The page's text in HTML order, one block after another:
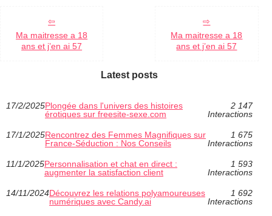
Ma maitresse a 18
ans et j’en ai 57
Ma maitresse a 18
ans et j’en ai 57
Latest posts
17/2/2025Plongée dans l'univers des histoires
érotiques sur freesite-sexe.com
2 147
Interactions
17/1/2025Rencontrez des Femmes Magnifiques sur
France-Séduction : Nos Conseils
1 675
Interactions
11/1/2025Personnalisation et chat en direct :
augmenter la satisfaction client
1 593
Interactions
14/11/2024Découvrez les relations polyamoureuses
numériques avec Candy.ai
1 692
Interactions